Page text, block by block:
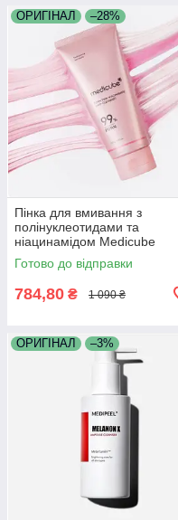
ОРИГІНАЛ –28%
Пінка для вмивання з
полінуклеотидами та
ніацинамідом Medicube
PDRN Pink Niacinamide Whip
Cleanser 120 г
Готово до відправки
784,80 ₴ 1 090 ₴
ОРИГІНАЛ –3%